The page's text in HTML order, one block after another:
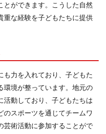
とができます。こうした自然
重な経験を子どもたちに提供
も力を入れており、子どもた
環境が整っています。地元の
活動しており、子どもたちは
のスポーツを通じてチームワ
芸術活動に参加することがで